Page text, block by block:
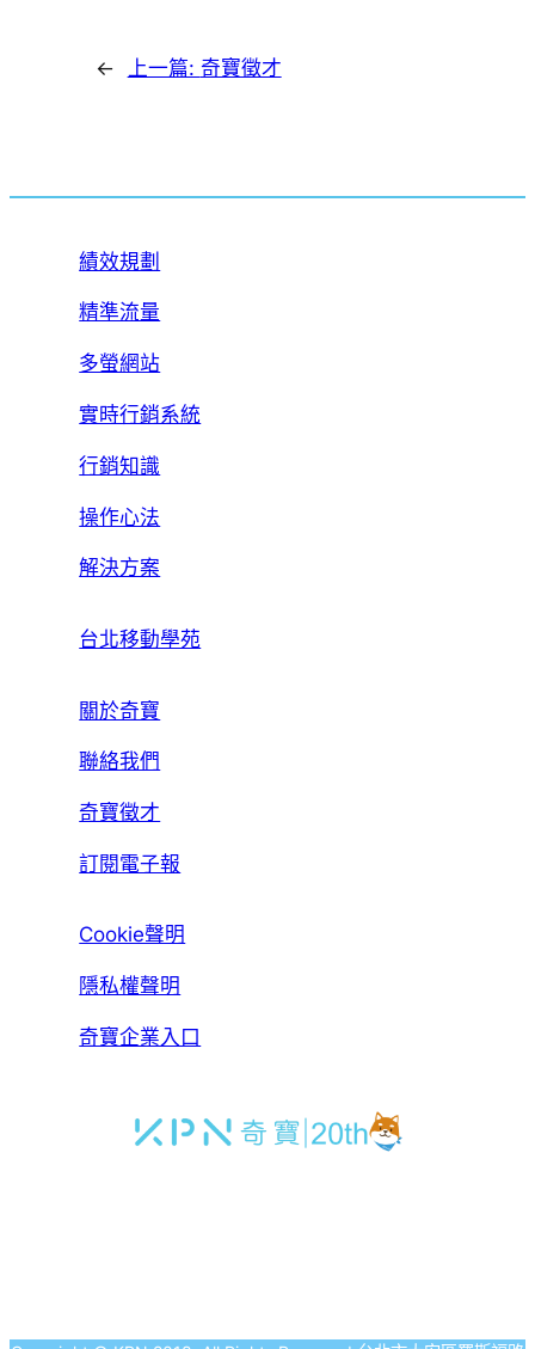
← 上一篇: 奇寶徵才
績效規劃
精準流量
多螢網站
實時行銷系統
行銷知識
操作心法
解決方案
台北移動學苑
關於奇寶
聯絡我們
奇寶徵才
訂閱電子報
Cookie聲明
隱私權聲明
奇寶企業入口